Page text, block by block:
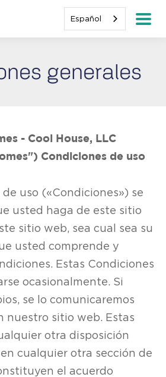
Español
generales
- Cool House, LLC
Condiciones de uso
uso («Condiciones») se
usted haga de este sitio
sitio web, sea cual sea su
usted comprende y
Estas Condiciones
ocasionalmente. Si
se lo comunicaremos
nuestro sitio web. Estas
otra disposición
cualquier otra sección de
el acuerdo